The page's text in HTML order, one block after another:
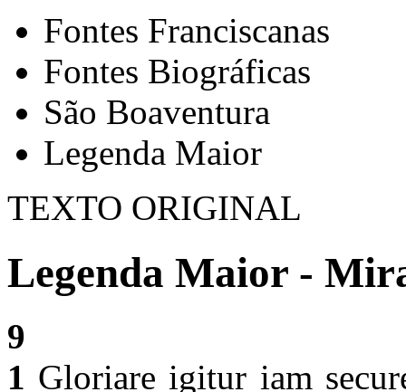
Fontes Franciscanas
Fontes Biográficas
São Boaventura
Legenda Maior
TEXTO ORIGINAL
Legenda Maior -
9
1 Gloriare igitur iam